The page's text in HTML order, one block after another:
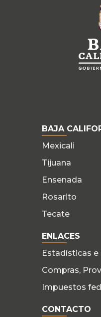
BAJA
Mexicali
Tijuana
Ensenada
Rosarito
Tecate
ENLACES
Estadísticas
Compras,
Impuestos
CONTACTO